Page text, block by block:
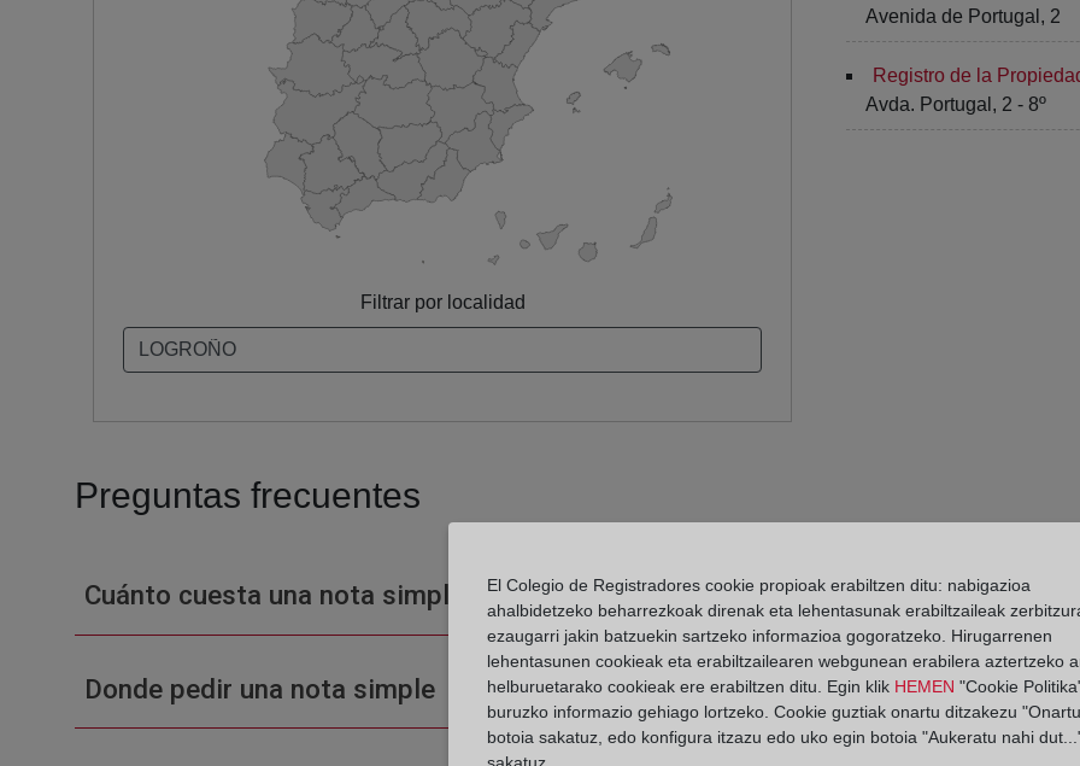
Filtrar por localidad
Avenida de Portugal, 2
Registro de la
Avda. Portugal, 2 - 8º
Preguntas frecuentes
Cuánto cuesta una nota simple en un Registro de la Propiedad
Donde pedir una nota simple
El Colegio de Registradores cookie propioak erabiltzen ditu: nabigazioa
ahalbidetzeko beharrezkoak direnak eta lehentasunak erabiltzaileak
ezaugarri jakin batzuekin sartzeko informazioa gogoratzeko. Hirugarrenen
lehentasunen cookieak eta erabiltzailearen webgunean erabilera aztertzeko
helburuetarako cookieak ere erabiltzen ditu. Egin klik HEMEN "Cookie
buruzko informazio gehiago lortzeko. Cookie guztiak onartu ditzakezu
botoia sakatuz, edo konfigura itzazu edo uko egin botoia "Aukeratu nahi